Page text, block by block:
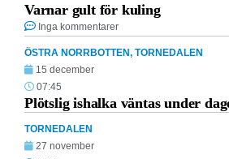
Varnar gult för kuling
Inga kommentarer
ÖSTRA NORRBOTTEN, TORNEDALEN
15 december
07:45
Plötslig ishalka väntas under
TORNEDALEN
27 november